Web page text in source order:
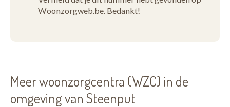
Woonzorgweb.be. Bedankt!
Meer woonzorgcentra (WZC) in de
omgeving van Steenput